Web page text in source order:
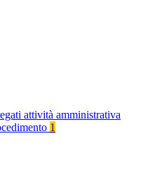
attività amministrativa
1